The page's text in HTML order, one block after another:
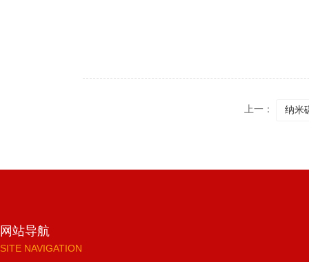
上一： 纳米
网站导航
SITE NAVIGATION